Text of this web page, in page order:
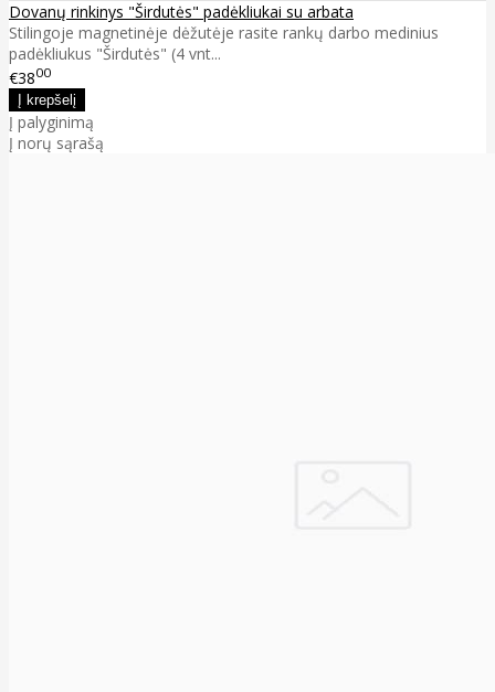
Dovanų rinkinys "Širdutės" padėkliukai su arbata
Stilingoje magnetinėje dėžutėje rasite rankų darbo medinius
padėkliukus "Širdutės" (4 vnt...
€3800
Į palyginimą
Į norų sąrašą